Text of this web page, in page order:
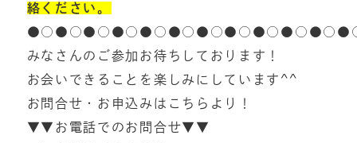
絡ください。
みなさんのご参加お待ちしております！
お会いできることを楽しみにしています^^
お問合せ・お申込みはこちらより！
▼▼お電話でのお問合せ▼▼